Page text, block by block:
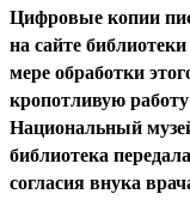
Цифровые копии
на сайте
мере обработки
кропотливую
Национальный
библиотека
согласия внука